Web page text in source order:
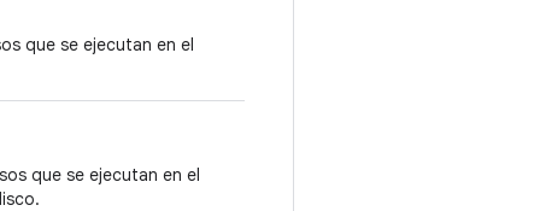
que se ejecutan en el
que se ejecutan en el